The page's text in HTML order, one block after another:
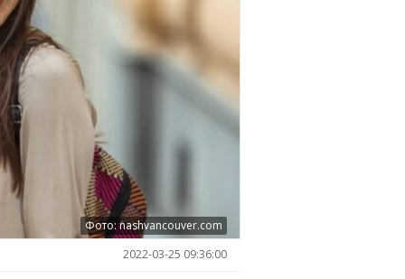
Фото: nashvancouver.com
2022-03-25 09:36:00